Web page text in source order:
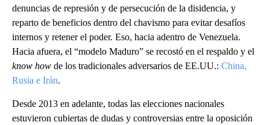
denuncias de represión y de persecución de la disidencia, y
reparto de beneficios dentro del chavismo para evitar desafíos
internos y retener el poder. Eso, hacia adentro de Venezuela.
Hacia afuera, el “modelo Maduro” se recostó en el respaldo y el
know how de los tradicionales adversarios de EE.UU.: China,
Rusia e Irán.
Desde 2013 en adelante, todas las elecciones nacionales
estuvieron cubiertas de dudas y controversias entre la oposición